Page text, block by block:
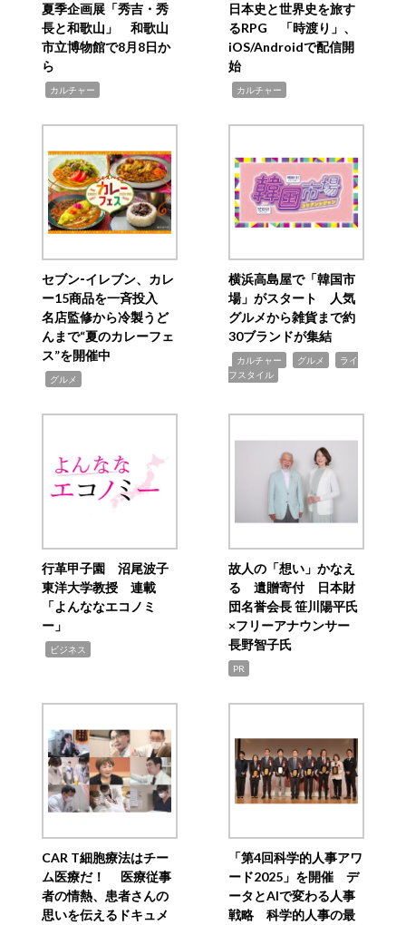
夏季企画展「秀吉・秀
長と和歌山」 和歌山
市立博物館で8月8日か
ら
カルチャー
日本史と世界史を旅す
るRPG 「時渡り」、
iOS/Androidで配信開
始
カルチャー
セブン‐イレブン、カレ
ー15商品を一斉投入
名店監修から冷製うど
んまで“夏のカレーフェ
ス”を開催中
グルメ
横浜高島屋で「韓国市
場」がスタート 人気
グルメから雑貨まで約
30ブランドが集結
カルチャー グルメ
ライ
フスタイル
行革甲子園 沼尾波子
東洋大学教授 連載
「よんななエコノミ
ー」
ビジネス
故人の「想い」かなえ
る 遺贈寄付 日本財
団名誉会長 笹川陽平氏
×フリーアナウンサー
長野智子氏
PR
CAR T細胞療法はチー
ム医療だ！ 医療従事
者の情熱、患者さんの
思いを伝えるドキュメ
「第4回科学的人事アワ
ード2025」を開催 デ
ータとAIで変わる人事
戦略 科学的人事の最